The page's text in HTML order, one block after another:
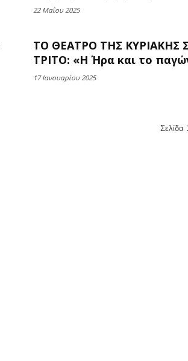
22 Μαΐου 2025
ΤΟ ΘΕΑΤΡΟ ΤΗΣ ΚΥΡΙΑΚΗΣ
ΤΡΙΤΟ: «Η Ήρα και το
17 Ιανουαρίου 2025
Σελίδα